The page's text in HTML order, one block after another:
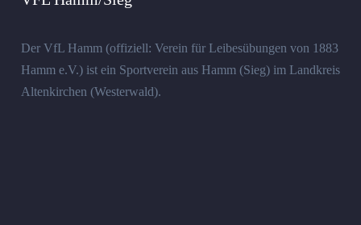
Der VfL Hamm (offiziell: Verein für Leibesübungen von 1883
Hamm e.V.) ist ein Sportverein aus Hamm (Sieg) im Landkreis
Altenkirchen (Westerwald).